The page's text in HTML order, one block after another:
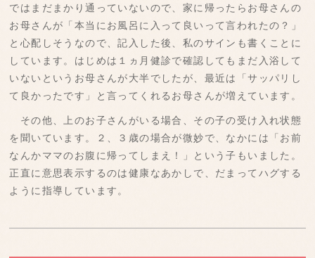
ではまだまかり通っていないので、家に帰ったらお母さんの
お母さんが「本当にお風呂に入って良いって言われたの？」
と心配しそうなので、記入した後、私のサインも書くことに
しています。はじめは１ヵ月健診で確認してもまだ入浴して
いないというお母さんが大半でしたが、最近は「サッパリし
て良かったです」と言ってくれるお母さんが増えています。
その他、上のお子さんがいる場合、その子の受け入れ状態
を聞いています。２、３歳の場合が微妙で、なかには「お前
なんかママのお腹に帰ってしまえ！」という子もいました。
正直に意思表示するのは健康なあかしで、だまってハグする
ように指導しています。